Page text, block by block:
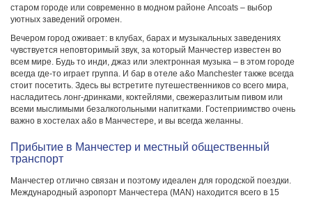
старом городе или современно в модном районе Ancoats – выбор
уютных заведений огромен.
Вечером город оживает: в клубах, барах и музыкальных заведениях
чувствуется неповторимый звук, за который Манчестер известен во
всем мире. Будь то инди, джаз или электронная музыка – в этом городе
всегда где-то играет группа. И бар в отеле a&o Manchester также всегда
стоит посетить. Здесь вы встретите путешественников со всего мира,
насладитесь лонг-дринками, коктейлями, свежеразлитым пивом или
всеми мыслимыми безалкогольными напитками. Гостеприимство очень
важно в хостелах a&o в Манчестере, и вы всегда желанны.
Прибытие в Манчестер и местный общественный
транспорт
Манчестер отлично связан и поэтому идеален для городской поездки.
Международный аэропорт Манчестера (MAN) находится всего в 15